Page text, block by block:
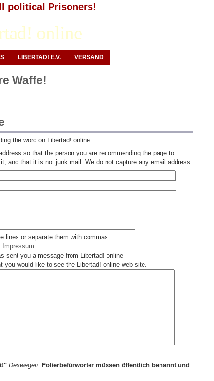
political Prisoners!
online
LIBERTAD! E.V. VERSAND
Waffe!
the word on Libertad! online.
so that the person you are recommending the page to
and that it is not junk mail. We do not capture any email address.
lines or separate them with commas.
Impressum
sent you a message from Libertad! online
you would like to see the Libertad! online web site.
Deswegen: Folterbefürworter müssen öffentlich benannt und